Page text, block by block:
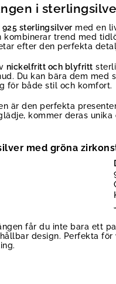
i
925 sterlingsilver med en
trend med
efter den perfekta
nickelfritt och blyfritt
Du kan bära dem
för både stil och komfort.
är den perfekta
kommer deras
med gröna
får du inte bara ett
design. Perfekta